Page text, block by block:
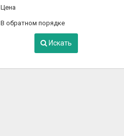
Цена
В обратном порядке
Искать